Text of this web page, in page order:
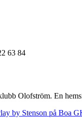
63 84
Olofström. En
by Stenson på Boa